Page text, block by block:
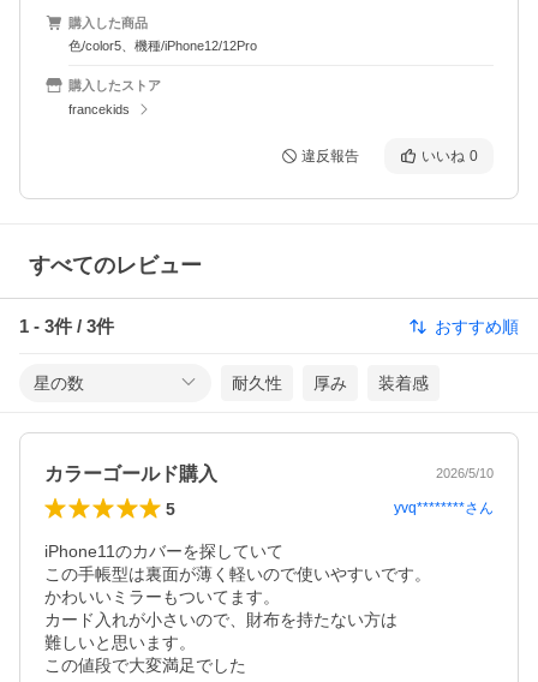
購入した商品
色/color5、機種/iPhone12/12Pro
購入したストア
francekids
違反報告 いいね 0
すべてのレビュー
1 - 3件 / 3件 おすすめ順
星の数 耐久性 厚み 装着感
カラーゴールド購入 2026/5/10
5 yvq********さん
iPhone11のカバーを探していて
この手帳型は裏面が薄く軽いので使いやすいです。
かわいいミラーもついてます。
カード入れが小さいので、財布を持たない方は
難しいと思います。
この値段で大変満足でした